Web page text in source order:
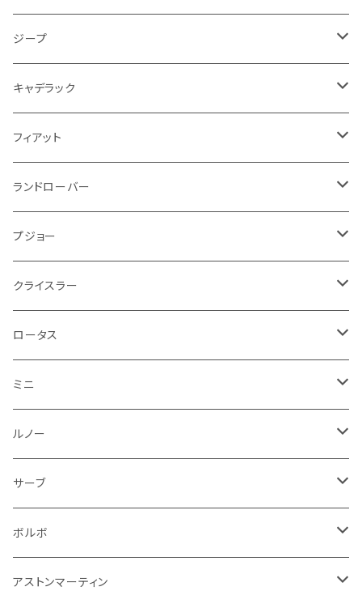
シトロエン
フィアット
クライスラー
サーブ
ベントレー
ロータス
ポルシェ
ヒュンダイ
その他
プジョー
ルノー
サーブ
フォード
ミニ
ロータス
マセラティ
ロールスロイス
ポルシェ
ヒュンダイ
その他
ランドローバー
ロータス
メルセデス ベンツ
ミニ
プジョー
ポルシェ
ルノー
サーブ
フォルクスワーゲン
ボルボ
シートベルト周り
ステアリング
クーラント
その他
サスペンション
マフラー
ライト系
ブレーキランプ
方向指示器
ドア系
エアコン系
ブレーキ系
ブレーキランプ
外装系
タイヤ回り系
ホイール
泥除け
ガソリンタンク
フロントワイパー
リアワイパー
オーディオ系
ドリンクホルダー
携帯・スマホホルダー
クッション
ステッカー
バイク ハンドル系
ハンドガード
スロットル
シートカバー
バイク その他
バイク フェンダー系
足回り
サスペンション
オイル系
タイヤ回り
泥除け
ホイール
フロントバンパー回り
グリル
ライト系
ワイパー
トランクマット
ドア回り
タンク系
ケーブル系
バンパー回り
ライト系
ウインカー
その他
リアバンパー
エンジン系
外装系
クーラント
タンク系
ケーブル系
エンジン系
その他
アームレスト
ドア回り
ワイパー
排気系
ガスケット
ダッシュボード
タイヤ回り
泥除け
ライト系
ドア回り
ワイパー
キーホルダー
ワイパー
フロアマット
ジープ
フロアマット
収納用品
キャデラック
フロアマット
フィアット
フロアマット
フロントワイパー
リアワイパー
ランドローバー
フロアマット
ダッシュボード
トランクマット
ライト系
ウインカー
ワイパー
ミラー
収納系
アームレスト
シフトレバー
プジョー
フロアマット
その他
ライト系
ブレーキランプ
ウインカー
トランクマット
ワイパー
キーホルダー
クライスラー
フロアマット
ロータス
フロアマット
ミニ
フロアマット
ルノー
フロアマット
タイヤ回り
泥除け
ワイパー
サーブ
フロアマット
シフトノブ
ボルボ
フロアマット
アストンマーティン